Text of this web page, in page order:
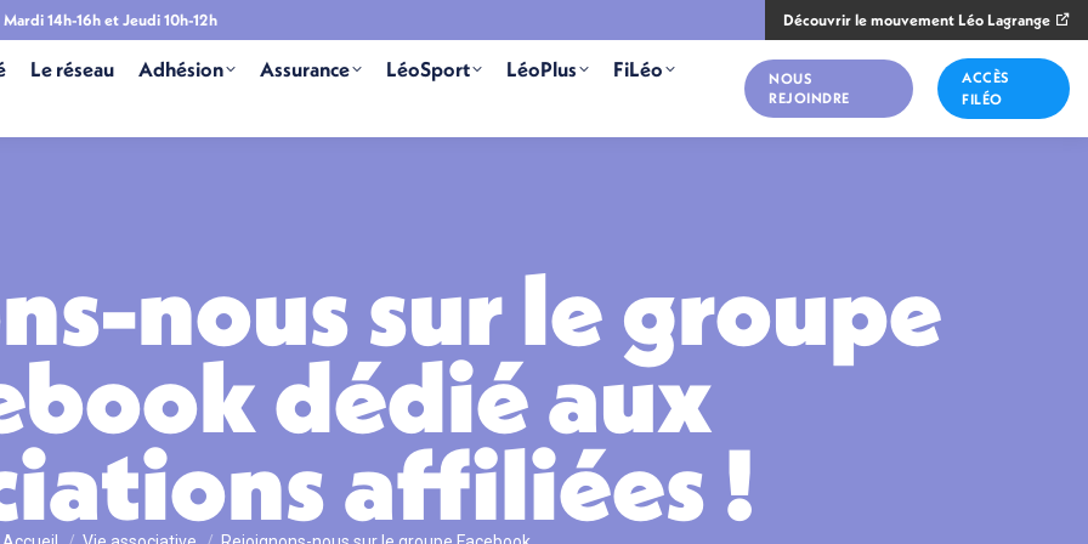
Mardi 14h-16h et Jeudi 10h-12h Découvrir le mouvement Léo Lagrange
Le réseau Adhésion Assurance LéoSport LéoPlus FiLéo
NOUS
REJOINDRE
ACCÈS
FILÉO
nous sur le groupe
dédié aux
affiliées !